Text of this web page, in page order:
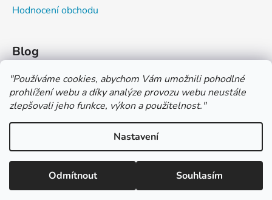
"Používáme cookies, abychom Vám umožnili pohodlné
prohlížení webu a díky analýze provozu webu neustále
zlepšovali jeho funkce, výkon a použitelnost."
Nastavení
Odmítnout Souhlasím
*** TUČNĚ ZVÝRAZNĚNÁ CENA U PRODUKTU JE CENA BEZ DPH
*** Vážení zákazníci, pokud při objednávce zvolíte platbu "PLATBA
NA FAKTURU (PLATBA PŘEDEM)" NEPLAŤTE prosím za zboží
ihned po ukončení objednávky. PLATEBNÍ ÚDAJE VÁM BUDOU
Hodnocení obchodu
Blog
Čím můžeš psát do sešitu?
Jak na číslování sešitů
Značení tvrdosti grafitových tužek
Vytvořil Shoptet
Copyright 2026COLOR OFFICE s.r.o.. Všechna práva
vyhrazena.Upravit nastavení cookies